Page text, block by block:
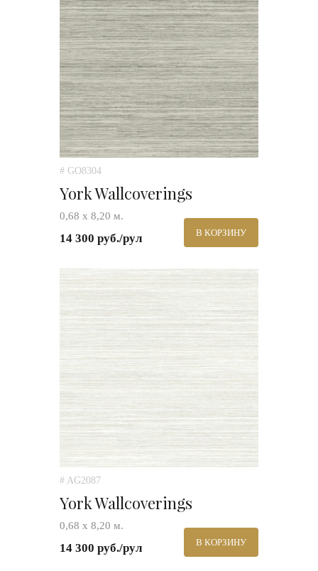
# GO8304
York Wallcoverings
0,68 х 8,20 м.
14 300 руб./рул В КОРЗИНУ
# AG2087
York Wallcoverings
0,68 х 8,20 м.
14 300 руб./рул В КОРЗИНУ